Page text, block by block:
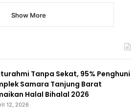
Show More
Tanpa Sekat, 95% Penghuni
Samara Tanjung Barat
Halal Bihalal 2026
12, 2026